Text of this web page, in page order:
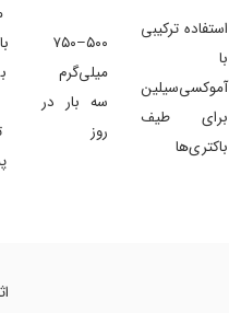
استفاده ترکیبی
با
آموکسی‌سیلین
برای طیف
باکتری‌ها
۵۰۰–۷۵۰
میلی‌گرم
سه بار در
روز